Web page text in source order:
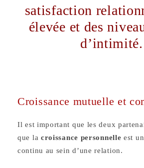
satisfaction
élevée et des
d’intimité.
Croissance mutuelle et
Il est important que les deux
que la croissance personnelle est
continu au sein d’une relation.